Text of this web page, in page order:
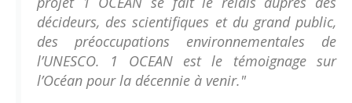
décideurs, des scientifiques et du grand public,
des préoccupations environnementales de
l’UNESCO. 1 OCEAN est le témoignage sur
l’Océan pour la décennie à venir."